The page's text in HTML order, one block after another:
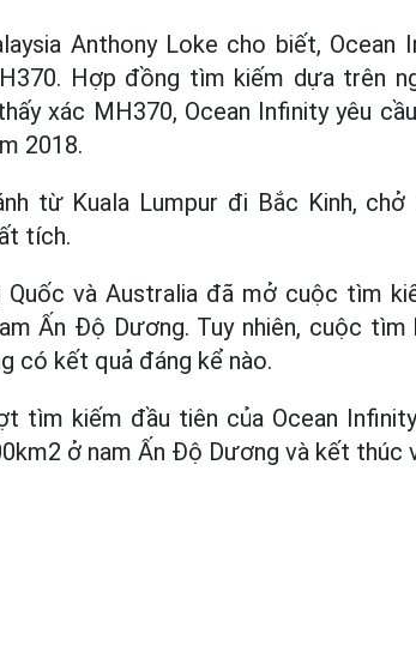
Anthony Loke cho biết, Ocean
Hợp đồng tìm kiếm dựa trên
xác MH370, Ocean Infinity yêu
2018.
từ Kuala Lumpur đi Bắc Kinh, chở
tích.
Quốc và Australia đã mở cuộc tìm
Ấn Độ Dương. Tuy nhiên, cuộc tìm
có kết quả đáng kể nào.
tìm kiếm đầu tiên của Ocean
ở nam Ấn Độ Dương và kết thúc